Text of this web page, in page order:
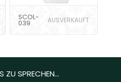
SCOL-
039 AUSVERKAUFT
ZU SPRECHEN...